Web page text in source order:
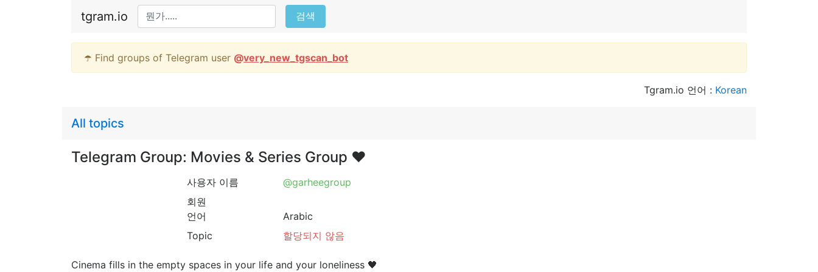
tgram.io 검색
☂️ Find groups of Telegram user @very_new_tgscan_bot
Tgram.io 언어 : Korean
All topics
Telegram Group: Movies & Series Group ❤️
사용자 이름
@garheegroup
회원
언어
Arabic
Topic
할당되지 않음
Cinema fills in the empty spaces in your life and your loneliness 🖤